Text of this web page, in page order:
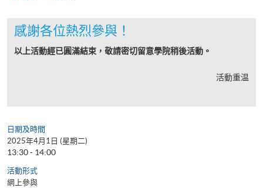
感謝各位熱烈參與！
以上活動經已圓滿結束，敬請密切留意學院稍後活動。
活動重温
日期及時間
2025年4月1日 (星期二)
13:30 - 14:00
活動形式
網上參與